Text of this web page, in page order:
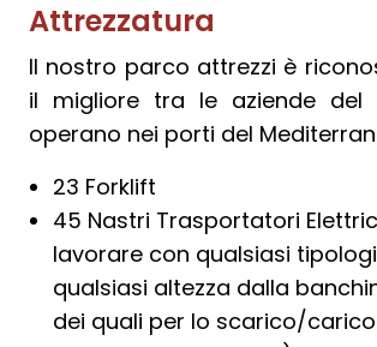
Attrezzatura
Il nostro parco attrezzi è
il migliore tra le aziende del
operano nei porti del
23 Forklift
45 Nastri Trasportatori
lavorare con qualsiasi
qualsiasi altezza dalla
dei quali per lo scarico/